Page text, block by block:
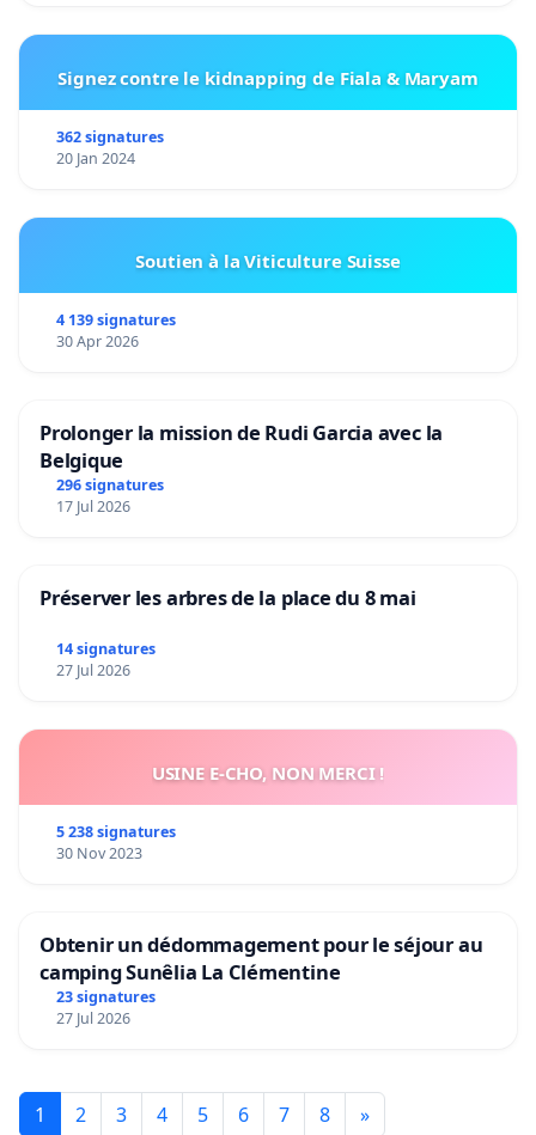
Signez contre le kidnapping de Fiala & Maryam
362 signatures
20 Jan 2024
Soutien à la Viticulture Suisse
4 139 signatures
30 Apr 2026
Prolonger la mission de Rudi Garcia avec la
Belgique
296 signatures
17 Jul 2026
Préserver les arbres de la place du 8 mai
14 signatures
27 Jul 2026
USINE E-CHO, NON MERCI !
5 238 signatures
30 Nov 2023
Obtenir un dédommagement pour le séjour au
camping Sunêlia La Clémentine
23 signatures
27 Jul 2026
1 2 3 4 5 6 7 8 »